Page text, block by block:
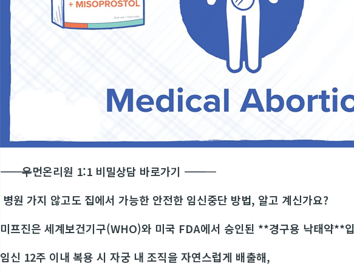
―――――――――――우먼온리원 1:1 비밀상담 바로가기 ―――――――――――
병원 가지 않고도 집에서 가능한 안전한 임신중단 방법, 알고 계신가요?
미프진은 세계보건기구(WHO)와 미국 FDA에서 승인된 **경구용 낙태약**
임신 12주 이내 복용 시 자궁 내 조직을 자연스럽게 배출해,